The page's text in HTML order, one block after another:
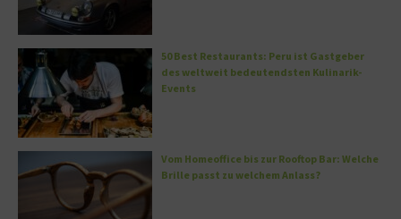
50 Best Restaurants: Peru ist Gastgeber
des weltweit bedeutendsten Kulinarik-
Events
Vom Homeoffice bis zur Rooftop Bar: Welche
Brille passt zu welchem Anlass?